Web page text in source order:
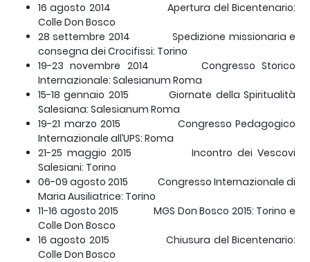
16 agosto 2014 Apertura del Bicentenario:
Colle Don Bosco
28 settembre 2014 Spedizione missionaria e
consegna dei Crocifissi: Torino
19-23 novembre 2014 Congresso Storico
Internazionale: Salesianum Roma
15-18 gennaio 2015 Giornate della Spiritualità
Salesiana: Salesianum Roma
19-21 marzo 2015 Congresso Pedagogico
Internazionale all’UPS: Roma
21-25 maggio 2015 Incontro dei Vescovi
Salesiani: Torino
06-09 agosto 2015 Congresso Internazionale di
Maria Ausiliatrice: Torino
11-16 agosto 2015 MGS Don Bosco 2015: Torino e
Colle Don Bosco
16 agosto 2015 Chiusura del Bicentenario:
Colle Don Bosco